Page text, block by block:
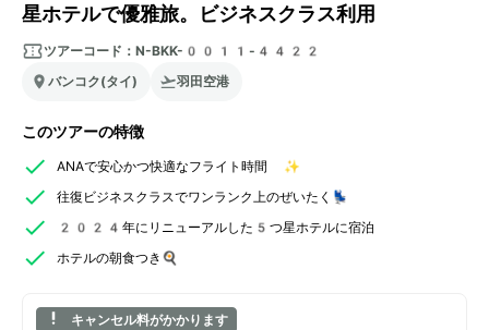
星ホテルで優雅旅。ビジネスクラス利用
ツアーコード： N-BKK-0011-4422
バンコク(タイ)
羽田空港
このツアーの特徴
ANAで安心かつ快適なフライト時間 ✨
往復ビジネスクラスでワンランク上のぜいたく💺
2024年にリニューアルした5つ星ホテルに宿泊
ホテルの朝食つき🍳
キャンセル料がかかります